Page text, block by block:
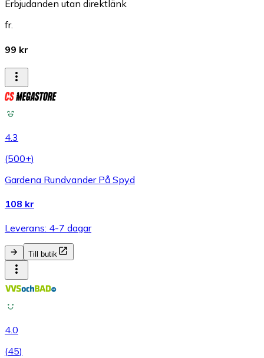
Erbjudanden utan direktlänk
fr.
99 kr
4.3
(500+)
Gardena Rundvander På Spyd
108 kr
Leverans: 4-7 dagar
Till butik
4.0
(45)